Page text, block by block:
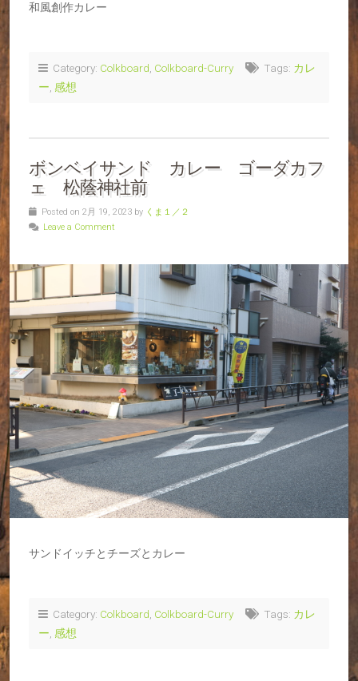
和風創作カレー
Category: Colkboard Colkboard-Curry Tags: カレ
ー 感想
ボンベイサンド カレー ゴーダカフ
ェ 松蔭神社前
Posted on 2月 19, 2023 by くま１／２
Leave a Comment
サンドイッチとチーズとカレー
Category: Colkboard Colkboard-Curry Tags: カレ
ー 感想